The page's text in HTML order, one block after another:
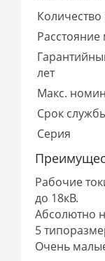
лет
Макс.
Срок
Серия
Рабочие
до 18кВ.
Абсолютно
5
Очень